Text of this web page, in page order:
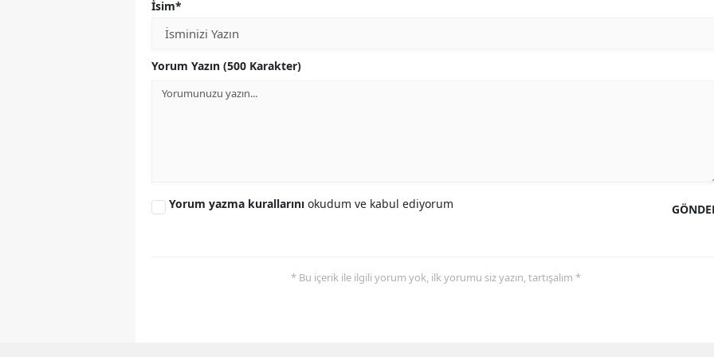
İsim*
Yorum Yazın (500 Karakter)
Yorum yazma kurallarını okudum ve kabul ediyorum
* Bu içerik ile ilgili yorum yok, ilk yorumu siz yazın, tartışalım *